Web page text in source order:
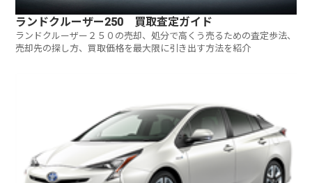
ランドクルーザー250 買取査定ガイド
ランドクルーザー２５０の売却、処分で高くう売るための査定歩法、
売却先の探し方、買取価格を最大限に引き出す方法を紹介